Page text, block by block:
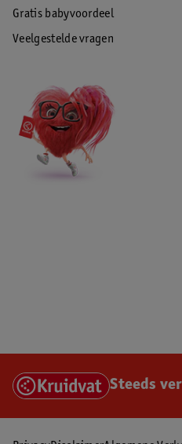
Gratis babyvoordeel
Veelgestelde vragen
Steeds